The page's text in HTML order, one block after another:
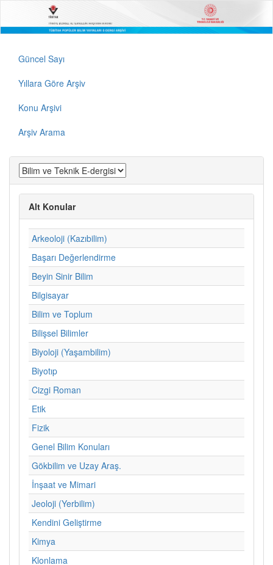
Güncel Sayı
Yıllara Göre Arşiv
Konu Arşivi
Arşiv Arama
Alt Konular
Arkeoloji (Kazıbilim)
Başarı Değerlendirme
Beyin Sinir Bilim
Bilgisayar
Bilim ve Toplum
Bilişsel Bilimler
Biyoloji (Yaşambilim)
Biyotıp
Cizgi Roman
Etik
Fizik
Genel Bilim Konuları
Gökbilim ve Uzay Araş.
İnşaat ve Mimari
Jeoloji (Yerbilim)
Kendini Geliştirme
Kimya
Klonlama